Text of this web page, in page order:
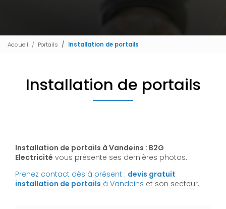
Accueil Portails Installation de portails
Installation de portails
Installation de portails à Vandeins : B2G
Electricité vous présente ses dernières photos.
Prenez contact dès à présent : devis gratuit
installation de portails à Vandeins et son secteur.